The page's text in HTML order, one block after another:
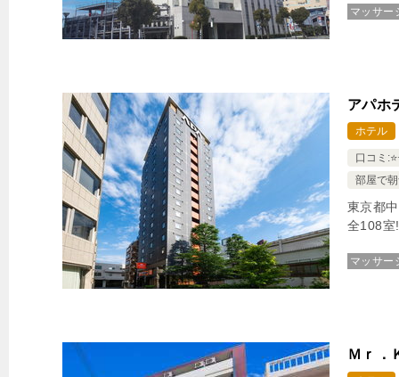
マッサー
アパホ
ホテル
口コミ
部屋で
東京都
全108
マッサー
Ｍｒ